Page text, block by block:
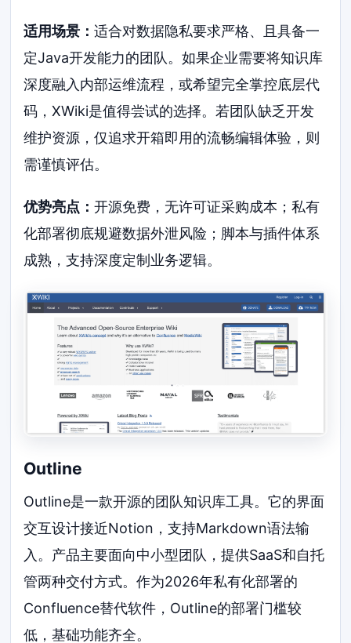
适用场景：适合对数据隐私要求严格、且具备一
定Java开发能力的团队。如果企业需要将知识库
深度融入内部运维流程，或希望完全掌控底层代
码，XWiki是值得尝试的选择。若团队缺乏开发
维护资源，仅追求开箱即用的流畅编辑体验，则
需谨慎评估。
优势亮点：开源免费，无许可证采购成本；私有
化部署彻底规避数据外泄风险；脚本与插件体系
成熟，支持深度定制业务逻辑。
Outline
Outline是一款开源的团队知识库工具。它的界面
交互设计接近Notion，支持Markdown语法输
入。产品主要面向中小型团队，提供SaaS和自托
管两种交付方式。作为2026年私有化部署的
Confluence替代软件，Outline的部署门槛较
低，基础功能齐全。